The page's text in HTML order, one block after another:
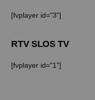
[fvplayer id="3"]
RTV SLOS TV
[fvplayer id="1"]